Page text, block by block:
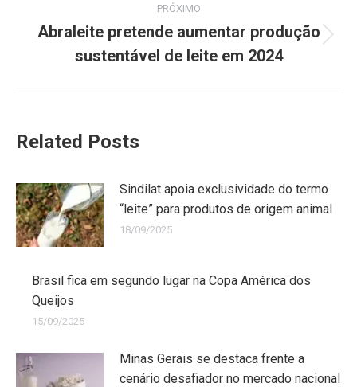
PRÓXIMO
Abraleite pretende aumentar produção
sustentável de leite em 2024
Related Posts
Sindilat apoia exclusividade do termo
“leite” para produtos de origem animal
18/09/2025
Brasil fica em segundo lugar na Copa América dos
Queijos
15/09/2025
Minas Gerais se destaca frente a
cenário desafiador no mercado nacional